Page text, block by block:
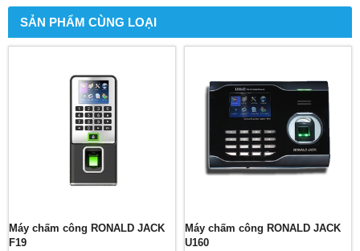
SẢN PHẨM CÙNG LOẠI
Máy chấm công RONALD JACK
F19
Máy chấm công RONALD JACK
U160